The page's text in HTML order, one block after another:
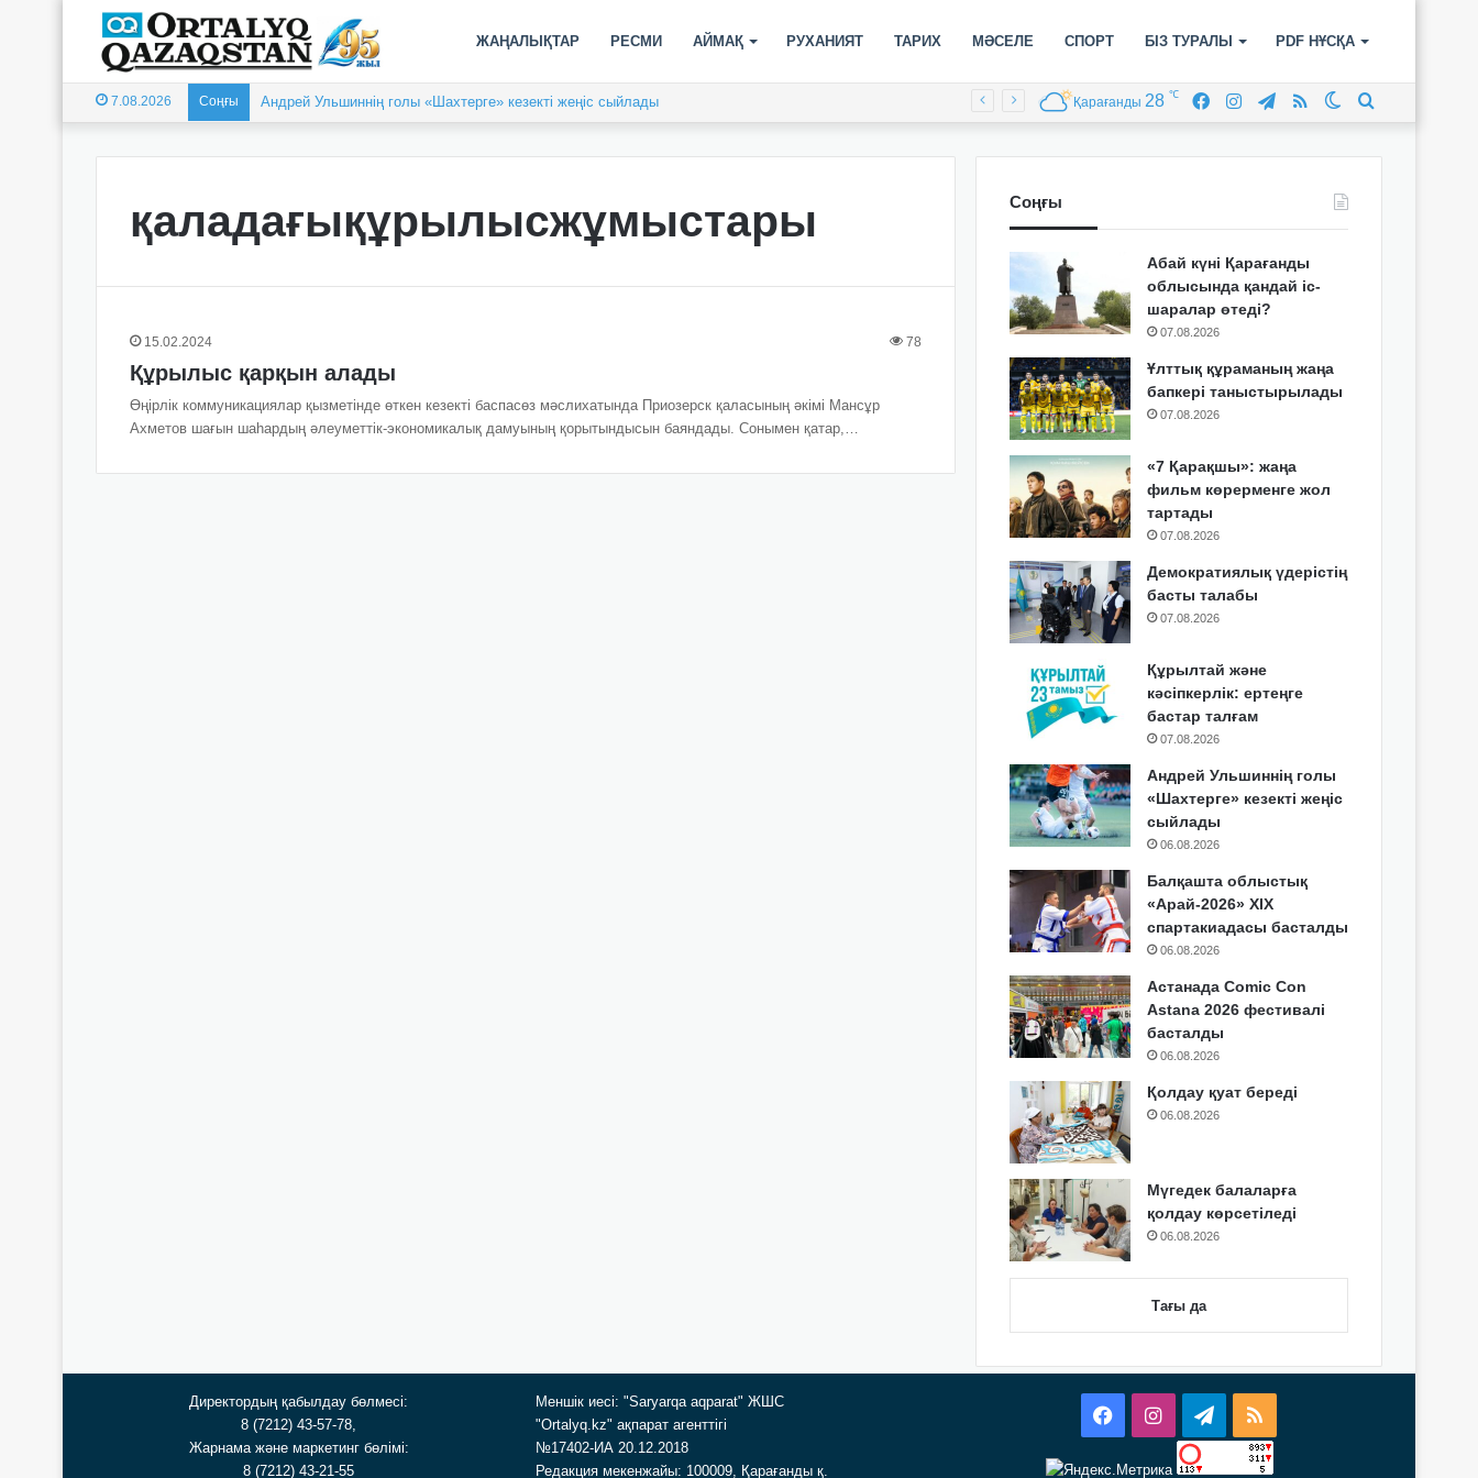
ЖАҢАЛЫҚТАР РЕСМИ АЙМАҚ РУХАНИЯТ ТАРИХ МӘСЕЛЕ СПОРТ БІЗ ТУРАЛЫ PDF НҰСҚА
7.08.2026 Соңғы Андрей Ульшиннің голы «Шахтерге» кезекті жеңіс сыйлады Switch
RSS
Telegram
Instagram
Facebook
Қарағанды 28 ℃
қаладағықұрылысжұмыстары
15.02.2024 78
Құрылыс қарқын алады
Өңірлік коммуникациялар қызметінде өткен кезекті баспасөз мәслихатында Приозерск қаласының әкімі Мансұр
Ахметов шағын шаһардың әлеуметтік-экономикалық дамуының қорытындысын баяндады. Сонымен қатар,…
Соңғы
Абай күні Қарағанды
облысында қандай іс-
шаралар өтеді?
07.08.2026
Ұлттық құраманың жаңа
бапкері таныстырылады
07.08.2026
«7 Қарақшы»: жаңа
фильм көрерменге жол
тартады
07.08.2026
Демократиялық үдерістің
басты талабы
07.08.2026
Құрылтай және
кәсіпкерлік: ертеңге
бастар талғам
07.08.2026
Андрей Ульшиннің голы
«Шахтерге» кезекті жеңіс
сыйлады
06.08.2026
Балқашта облыстық
«Арай-2026» XIX
спартакиадасы басталды
06.08.2026
Астанада Comic Con
Astana 2026 фестивалі
басталды
06.08.2026
Қолдау қуат береді
06.08.2026
Мүгедек балаларға
қолдау көрсетіледі
06.08.2026
Тағы да
Директордың қабылдау бөлмесі:
8 (7212) 43-57-78,
Жарнама және маркетинг бөлімі:
8 (7212) 43-21-55
Меншік иесі: "Saryarqa aqparat" ЖШС
"Ortalyq.kz" ақпарат агенттігі
№17402-ИА 20.12.2018
Редакция мекенжайы: 100009, Қарағанды қ.
FacebookInstagramTelegram
RSS